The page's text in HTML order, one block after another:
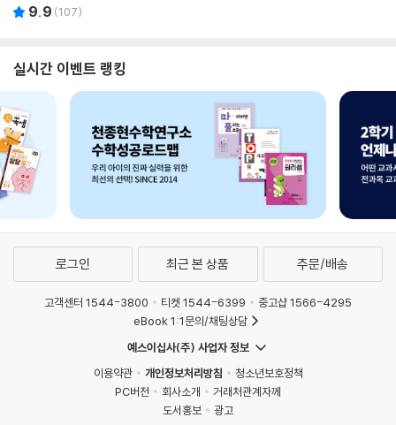
9.9 (107)
실시간 이벤트 랭킹
로그인 최근 본 상품 주문/배송
고객센터 1544-3800 티켓 1544-6399
중고샵 1566-4295
eBook 1:1문의/채팅상담
예스이십사(주) 사업자 정보
이용약관
개인정보처리방침
청소년보호정책
PC버전
회사소개
거래처관계자께
도서홍보
광고